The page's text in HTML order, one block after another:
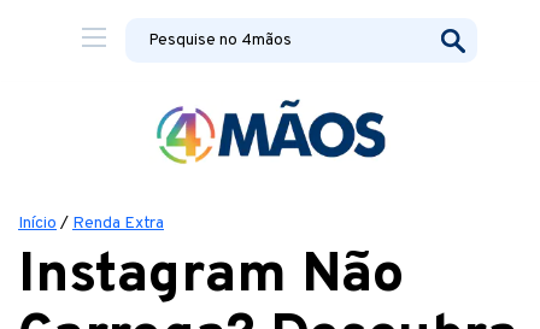
Início / Renda Extra
Instagram Não